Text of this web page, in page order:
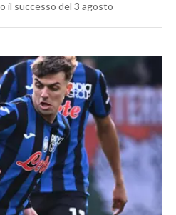
il successo del 3 agosto